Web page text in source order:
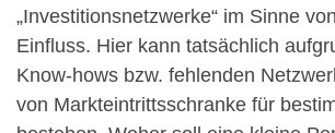
„Investitionsnetzwerke“ im Sinne
Einfluss. Hier kann tatsächlich
Know-hows bzw. fehlenden
von Markteintrittsschranke für